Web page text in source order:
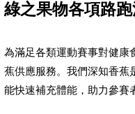
綠之果物各項路
為滿足各類運動賽事對健康
蕉供應服務。我們深知香蕉
能快速補充體能，助力參賽